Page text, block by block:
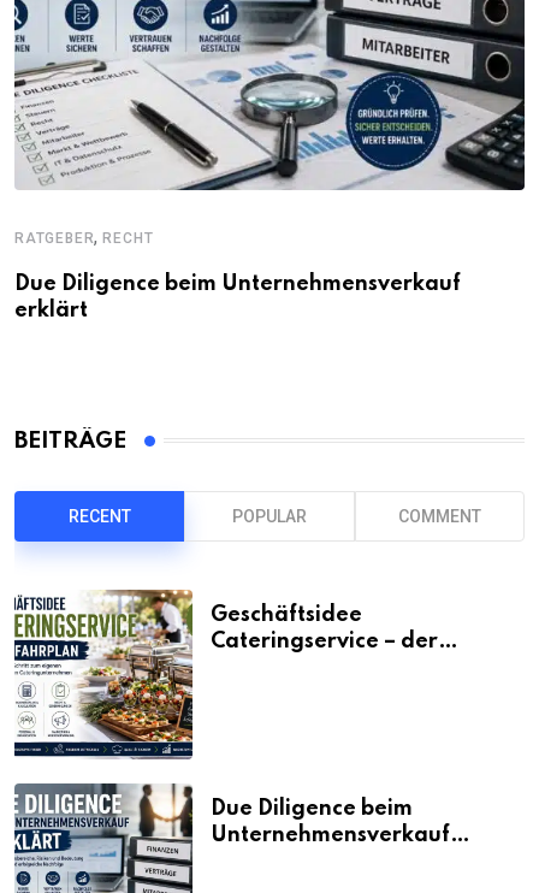
RATGEBER,RECHT
Due Diligence beim Unternehmensverkauf
erklärt
BEITRÄGE
RECENT POPULAR COMMENT
Geschäftsidee
Cateringservice – der
Due Diligence beim
Unternehmensverkauf